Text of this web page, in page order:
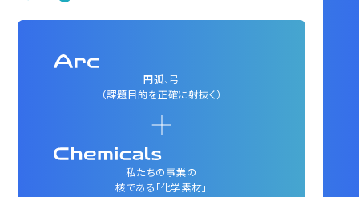
円弧、弓
（課題目的を正確に射抜く）
私たちの事業の
核である「化学素材」